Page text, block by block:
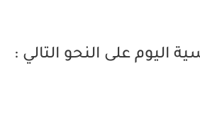
اليوم على النحو التالي :